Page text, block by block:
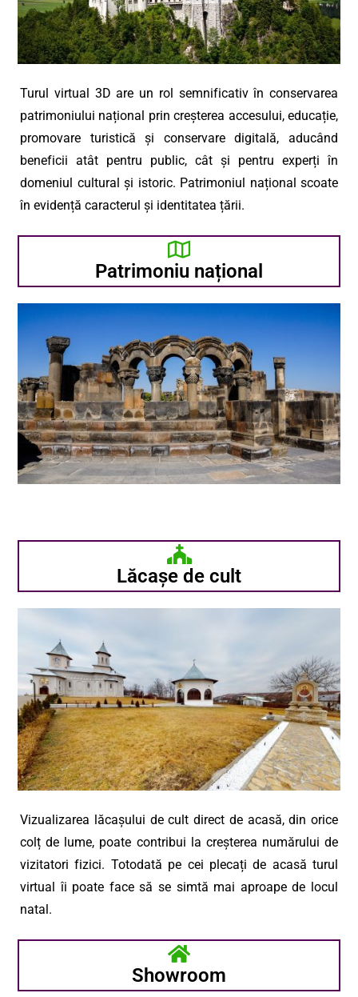
Turul virtual 3D are un rol semnificativ în conservarea
patrimoniului național prin creșterea accesului, educație,
promovare turistică și conservare digitală, aducând
beneficii atât pentru public, cât și pentru experți în
domeniul cultural și istoric. Patrimoniul național scoate
în evidență caracterul și identitatea țării.
Patrimoniu național
Lăcașe de cult
Vizualizarea lăcașului de cult direct de acasă, din orice
colț de lume, poate contribui la creșterea numărului de
vizitatori fizici. Totodată pe cei plecați de acasă turul
virtual îi poate face să se simtă mai aproape de locul
natal.
Showroom